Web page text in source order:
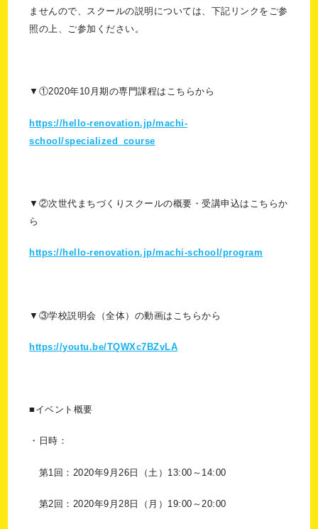
ませんので、スクールの説明については、下記リンクをご参
照の上、ご参加ください。
▼①2020年10月期の専門課程はこちらから
https://hello-renovation.jp/machi-
school/specialized_course
▼②次世代まちづくりスクールの概要・受講申込はこちらか
ら
https://hello-renovation.jp/machi-school/program
▼③学校説明会（全体）の動画はこちらから
https://youtu.be/TQWXc7BZvLA
■イベント概要
・日時：
第1回：2020年9月26日（土）13:00～14:00
第2回：2020年9月28日（月）19:00～20:00